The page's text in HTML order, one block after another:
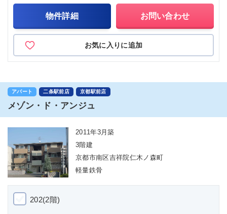
物件詳細 お問い合わせ
お気に入りに追加
アパート 二条駅前店 京都駅前店
メゾン・ド・アンジュ
2011年3月築
3階建
京都市南区吉祥院仁木ノ森町
軽量鉄骨
202(2階)